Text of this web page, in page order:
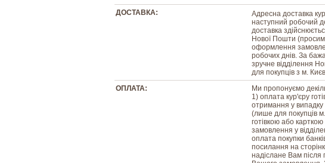
ДОСТАВКА:
Адресна доставка
наступний робочий
доставка
Нової Пошти
оформлення
робочих днів. За
зручне відділення
для покупців з м.
ОПЛАТА:
Ми пропонуємо
1) оплата кур'єру
отримання у випадку
(лише для покупців
готівкою або
замовлення у
оплата покупки
посилання на
надіслане Вам після